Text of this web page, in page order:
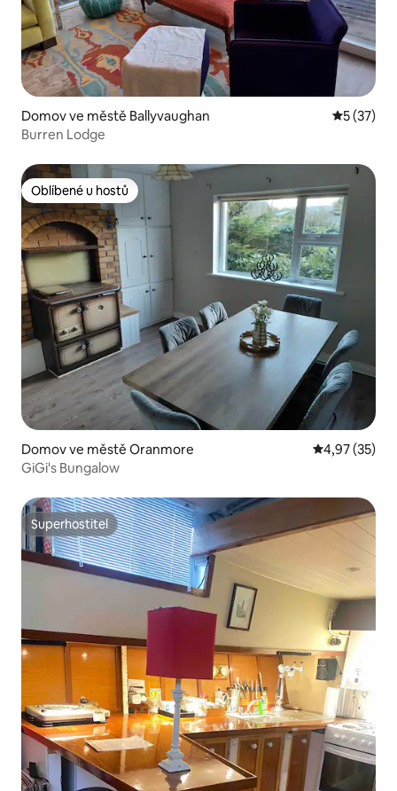
Domov ve městě Ballyvaughan Průměrné
5 (37)
Burren Lodge
Oblíbené u hostů
Oblíbené u hostů
Domov ve městě Oranmore Průměrné
4,97 (35)
GiGi's Bungalow
Superhostitel
Superhostitel